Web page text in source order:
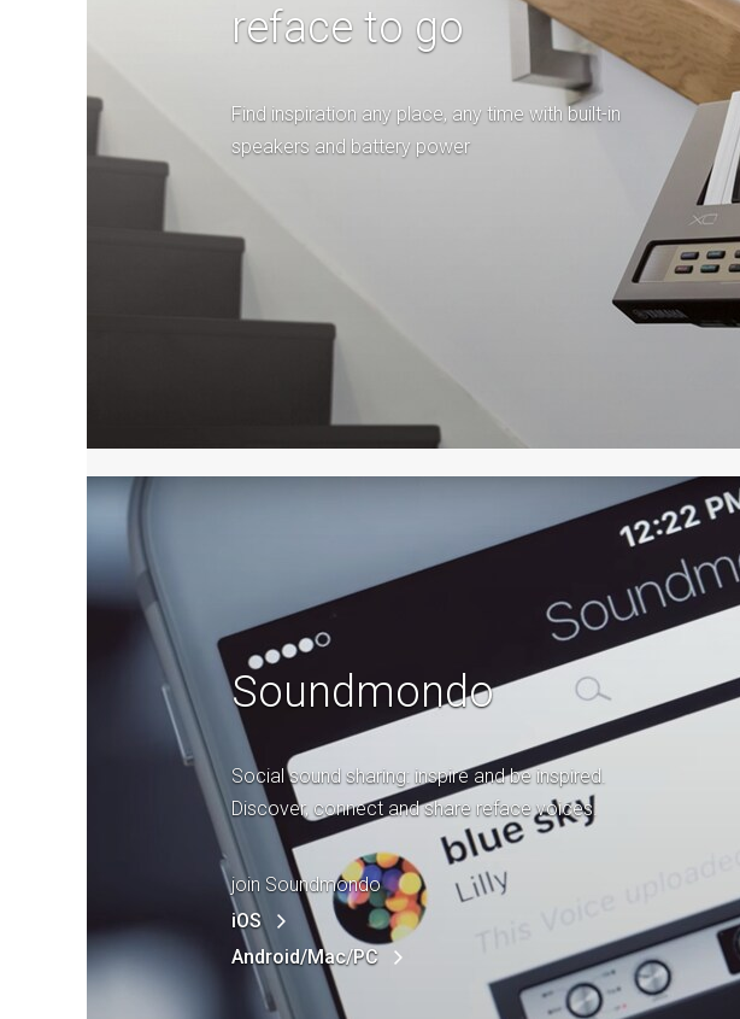
reface to go
Find inspiration any place, any time with built-in
speakers and battery power
Soundmondo
Social sound sharing: inspire and be inspired.
Discover, connect and share reface voices.
join Soundmondo
iOS
Android/Mac/PC